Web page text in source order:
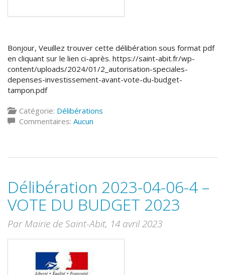
Bonjour, Veuillez trouver cette délibération sous format pdf
en cliquant sur le lien ci-après. https://saint-abit.fr/wp-
content/uploads/2024/01/2_autorisation-speciales-
depenses-investissement-avant-vote-du-budget-
tampon.pdf
Catégorie: Délibérations
Commentaires: Aucun
Délibération 2023-04-06-4 –
VOTE DU BUDGET 2023
Par Mairie de Saint-Abit, 14 avril 2023